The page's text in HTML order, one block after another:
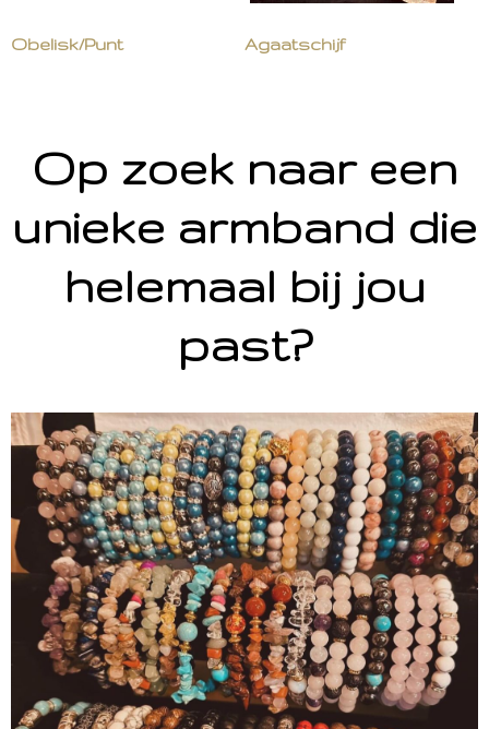
Obelisk/Punt Agaatschijf
Op zoek naar een
unieke armband die
helemaal bij jou
past?